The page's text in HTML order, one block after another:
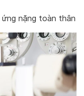
nặng toàn thân